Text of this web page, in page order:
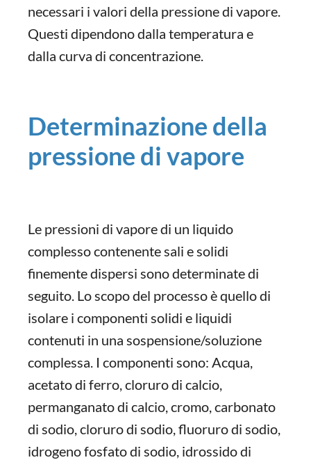
necessari i valori della pressione di vapore.
Questi dipendono dalla temperatura e
dalla curva di concentrazione.
Determinazione della
pressione di vapore
Le pressioni di vapore di un liquido
complesso contenente sali e solidi
finemente dispersi sono determinate di
seguito. Lo scopo del processo è quello di
isolare i componenti solidi e liquidi
contenuti in una sospensione/soluzione
complessa. I componenti sono: Acqua,
acetato di ferro, cloruro di calcio,
permanganato di calcio, cromo, carbonato
di sodio, cloruro di sodio, fluoruro di sodio,
idrogeno fosfato di sodio, idrossido di